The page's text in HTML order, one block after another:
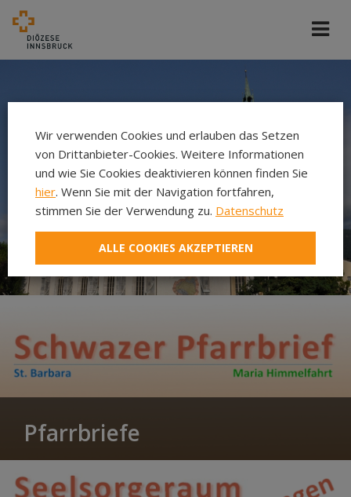
Pfarrbriefe
Wir verwenden Cookies und erlauben das Setzen
von Drittanbieter-Cookies. Weitere Informationen
und wie Sie Cookies deaktivieren können finden Sie
hier. Wenn Sie mit der Navigation fortfahren,
stimmen Sie der Verwendung zu. Datenschutz
ALLE COOKIES AKZEPTIEREN